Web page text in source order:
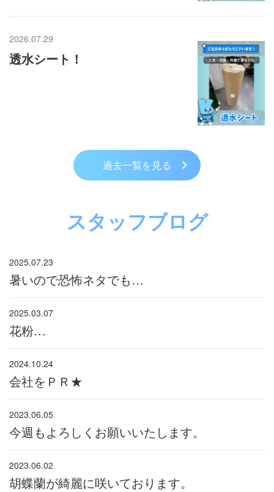
2026.07.29
透水シート！
過去一覧を見る
スタッフブログ
2025.07.23
暑いので恐怖ネタでも…
2025.03.07
花粉…
2024.10.24
会社をＰＲ★
2023.06.05
今週もよろしくお願いいたします。
2023.06.02
胡蝶蘭が綺麗に咲いております。